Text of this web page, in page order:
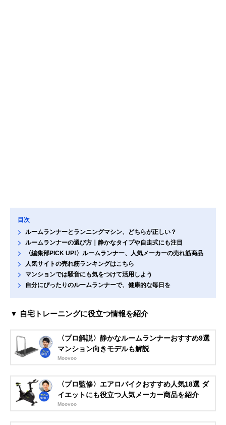
目次
ルームランナーとランニングマシン、どちらが正しい？
ルームランナーの選び方｜静かなタイプや自走式にも注目
〈編集部PICK UP!〉ルームランナー、人気メーカーの売れ筋商品
人気サイトの売れ筋ランキングはこちら
マンションでは騒音にも気をつけて活用しよう
自分にぴったりのルームランナーで、健康的な毎日を
▼ 自宅トレーニングに役立つ情報を紹介
〈プロ解説〉静かなルームランナーおすすめ9選
マンション向きモデルも解説
Moovoo
〈プロ監修〉エアロバイクおすすめ人気18選 ダ
イエットにも役立つ人気メーカー商品を紹介
Moovoo